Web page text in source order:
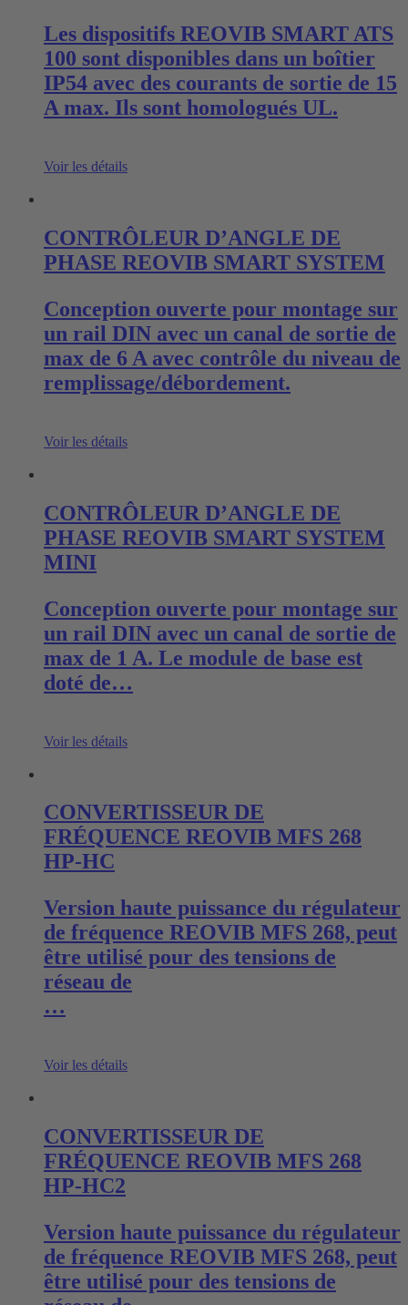
Les dispositifs REOVIB SMART ATS
100 sont disponibles dans un boîtier
IP54 avec des courants de sortie de 15
A max. Ils sont homologués UL.
Voir les détails
CONTRÔLEUR D’ANGLE DE
PHASE REOVIB SMART SYSTEM
Conception ouverte pour montage sur
un rail DIN avec un canal de sortie de
max de 6 A avec contrôle du niveau de
remplissage/débordement.
Voir les détails
CONTRÔLEUR D’ANGLE DE
PHASE REOVIB SMART SYSTEM
MINI
Conception ouverte pour montage sur
un rail DIN avec un canal de sortie de
max de 1 A. Le module de base est
doté de…
Voir les détails
CONVERTISSEUR DE
FRÉQUENCE REOVIB MFS 268
HP-HC
Version haute puissance du régulateur
de fréquence REOVIB MFS 268, peut
être utilisé pour des tensions de
réseau de
…
Voir les détails
CONVERTISSEUR DE
FRÉQUENCE REOVIB MFS 268
HP-HC2
Version haute puissance du régulateur
de fréquence REOVIB MFS 268, peut
être utilisé pour des tensions de